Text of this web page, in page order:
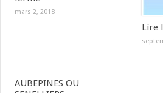
mars 2, 2018
Lire
AUBEPINES OU